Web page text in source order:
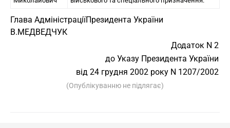
Глава АдміністраціїПрезидента України
В.МЕДВЕДЧУК
Додаток N 2
до Указу Президента України
від 24 грудня 2002 року N 1207/2002
(Опублікуванню не підлягає)